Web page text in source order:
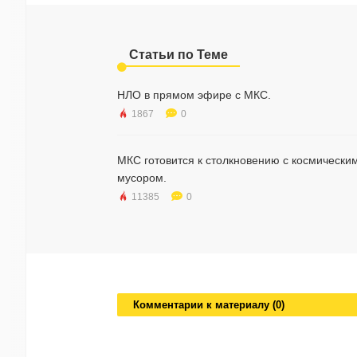
Статьи по Теме
НЛО в прямом эфире с МКС.
1867 0
МКС готовится к столкновению с
мусором.
11385 0
Комментарии к материалу (0)